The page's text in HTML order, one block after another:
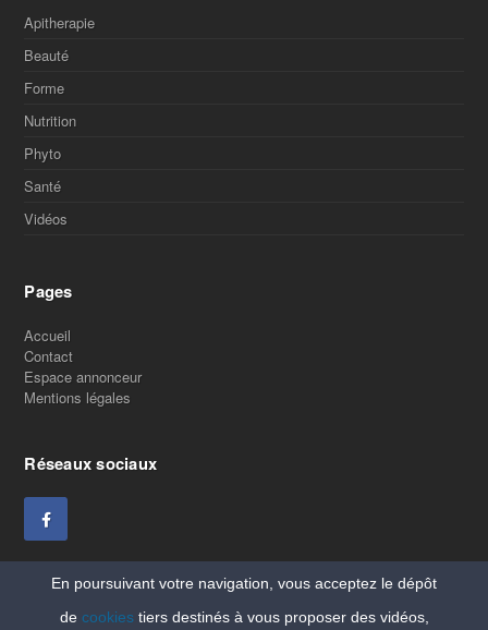
Apitherapie
Beauté
Forme
Nutrition
Phyto
Santé
Vidéos
Pages
Accueil
Contact
Espace annonceur
Mentions légales
Réseaux sociaux
En poursuivant votre navigation, vous acceptez le dépôt
de cookiestiers destinés à vous proposer des vidéos,